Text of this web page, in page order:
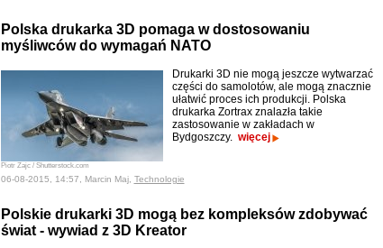
Polska drukarka 3D pomaga w dostosowaniu
myśliwców do wymagań NATO
Piotr Zajc / Shutterstock.com
Drukarki 3D nie mogą jeszcze wytwarzać
części do samolotów, ale mogą znacznie
ułatwić proces ich produkcji. Polska
drukarka Zortrax znalazła takie
zastosowanie w zakładach w
Bydgoszczy. więcej
06-08-2015, 14:57, Marcin Maj, Technologie
Polskie drukarki 3D mogą bez kompleksów zdobywać
świat - wywiad z 3D Kreator